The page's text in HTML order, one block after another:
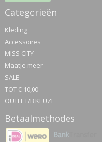
Categorieën
Kleding
Accessoires
MISS CITY
Maatje meer
SALE
TOT € 10,00
OUTLET/B KEUZE
Betaalmethodes